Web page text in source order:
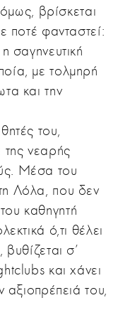
βρίσκεται
ποτέ φανταστεί:
σαγηνευτική
με τολμηρή
και την
του,
της νεαρής
Μέσα του
Λόλα, που δεν
καθηγητή
ό,τι θέλει
σ’
και χάνει
αξιοπρέπειά του,